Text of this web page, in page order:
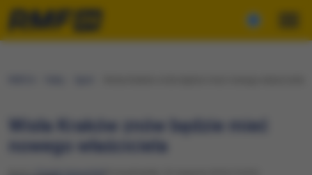
Wisła Kraków znów będzie mieć
nowego właściciela